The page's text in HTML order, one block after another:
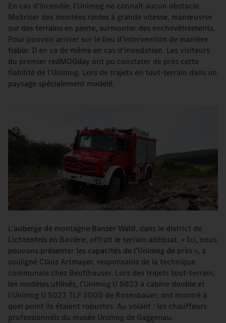
En cas d’incendie, l’Unimog ne connaît aucun obstacle.
Maîtriser des montées raides à grande vitesse, manœuvrer
sur des terrains en pente, surmonter des enchevêtrements.
Pour pouvoir arriver sur le lieu d’intervention de manière
fiable. Il en va de même en cas d’inondation. Les visiteurs
du premier redMOGday ont pu constater de près cette
fiabilité de l’Unimog. Lors de trajets en tout-terrain dans un
paysage spécialement modelé.
L’auberge de montagne Banzer Wald, dans le district de
Lichtenfels en Bavière, offrait le terrain adéquat. « Ici, nous
pouvons présenter les capacités de l’Unimog de près », a
souligné Claus Artmayer, responsable de la technique
communale chez Beutlhauser. Lors des trajets tout-terrain,
les modèles utilisés, l’Unimog U 5023 à cabine double et
l’Unimog U 5023 TLF 3000 de Rosenbauer, ont montré à
quel point ils étaient robustes. Au volant : les chauffeurs
professionnels du musée Unimog de Gaggenau.